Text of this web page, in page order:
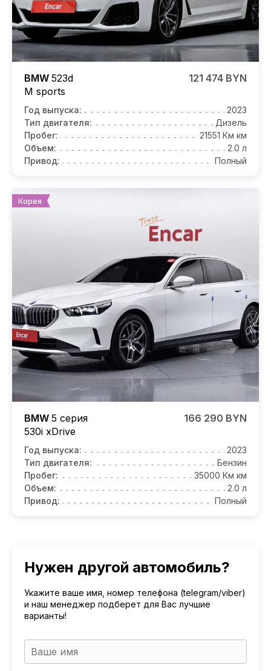
BMW 523d
M sports
121 474 BYN
Год выпуска:
2023
Тип двигателя:
Дизель
Пробег:
21551 Км км
Объем:
2.0 л
Привод:
Полный
Корея
BMW 5 серия
530i xDrive
166 290 BYN
Год выпуска:
2023
Тип двигателя:
Бензин
Пробег:
35000 Км км
Объем:
2.0 л
Привод:
Полный
Нужен другой автомобиль?
Укажите ваше имя, номер телефона (telegram/viber)
и наш менеджер подберет для Вас лучшие
варианты!